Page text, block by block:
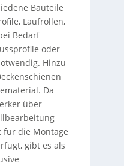
Bauteile
Laufrollen,
Bedarf
oder
Hinzu
Da
über
für die Montage
gibt es als